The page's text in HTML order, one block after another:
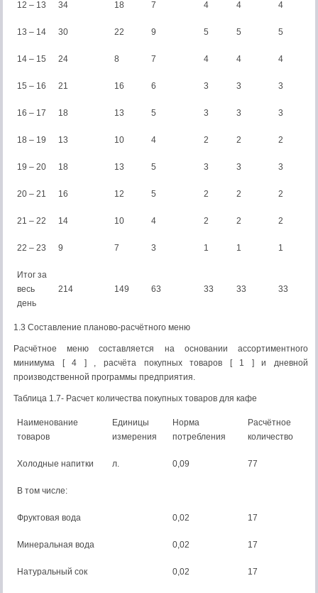
12 – 13 34 18 7 4 4 4
13 – 14 30 22 9 5 5 5
14 – 15 24 8 7 4 4 4
15 – 16 21 16 6 3 3 3
16 – 17 18 13 5 3 3 3
18 – 19 13 10 4 2 2 2
19 – 20 18 13 5 3 3 3
20 – 21 16 12 5 2 2 2
21 – 22 14 10 4 2 2 2
22 – 23 9 7 3 1 1 1
Итог за
весь
день
214 149 63 33 33 33
1.3 Составление планово-расчётного меню
Расчётное меню составляется на основании ассортиментного
минимума [ 4 ] , расчёта покупных товаров [ 1 ] и дневной
производственной программы предприятия.
Таблица 1.7- Расчет количества покупных товаров для кафе
Наименование
товаров
Единицы
измерения
Норма
потребления
Расчётное
количество
Холодные напитки л. 0,09 77
В том числе:
Фруктовая вода 0,02 17
Минеральная вода 0,02 17
Натуральный сок 0,02 17